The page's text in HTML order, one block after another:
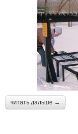
читать дальше →